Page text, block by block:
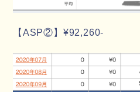
【ASP②】¥92,260-